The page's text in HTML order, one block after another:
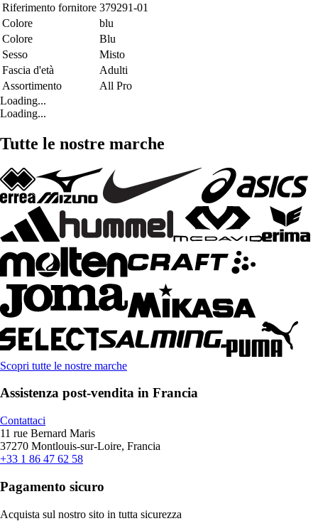
Riferimento fornitore 379291-01
Colore
blu
Colore
Blu
Sesso
Misto
Fascia d'età
Adulti
Assortimento
All Pro
Loading...
Loading...
Tutte le nostre marche
Scopri tutte le nostre marche
Assistenza post-vendita in Francia
Contattaci
11 rue Bernard Maris
37270 Montlouis-sur-Loire, Francia
+33 1 86 47 62 58
Pagamento sicuro
Acquista sul nostro sito in tutta sicurezza